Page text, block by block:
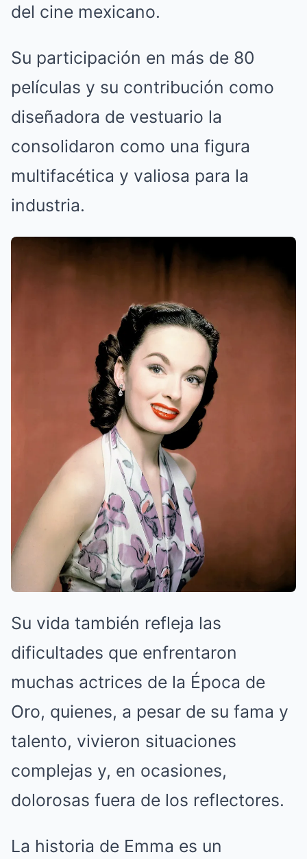
del cine mexicano.
Su participación en más de 80
películas y su contribución como
diseñadora de vestuario la
consolidaron como una figura
multifacética y valiosa para la
industria.
Su vida también refleja las
dificultades que enfrentaron
muchas actrices de la Época de
Oro, quienes, a pesar de su fama y
talento, vivieron situaciones
complejas y, en ocasiones,
dolorosas fuera de los reflectores.
La historia de Emma es un